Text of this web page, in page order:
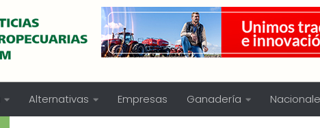
Alternativas Empresas Ganadería